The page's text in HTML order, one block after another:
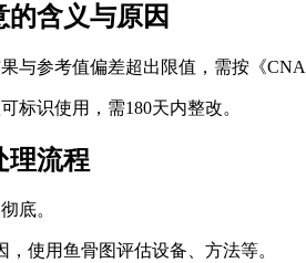
含义与原因
与参考值偏差超出限值，需按《
标识使用，需180天内整改。
理流程
底。
，使用鱼骨图评估设备、方法等。